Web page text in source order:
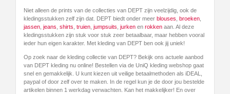
Niet alleen de prints van de collecties van DEPT zijn veelzijdig, ook de
kledingsstukken zelf zijn dat. DEPT biedt onder meer blouses broeken
jassen jeans shirts truien jumpsuits jurken en rokken aan. Al deze
kledingsstukken zijn stuk voor stuk zeer betaalbaar, maar hebben vooral
ieder hun eigen karakter. Met kleding van DEPT ben ook jij uniek!
Op zoek naar de kleding collectie van DEPT? Bekijk ons actuele aanbod
van DEPT kleding nu online! Bestellen via de UniQ kleding webshop gaat
snel en gemakkelijk. U kunt kiezen uit veilige betaalmethoden als iDEAL,
paypal of door zelf over te maken. In de regel kun je de door jou bestelde
artikelen binnen 1 werkdag verwachten. Kan het makkelijker! En over